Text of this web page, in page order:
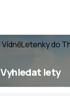
Letenky do
Vyhledat lety